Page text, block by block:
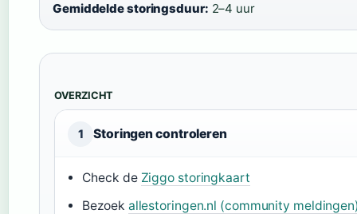
Gemiddelde storingsduur: 2–4 uur
OVERZICHT
1 Storingen controleren
Check de Ziggo storingkaart
Bezoek allestoringen.nl (community